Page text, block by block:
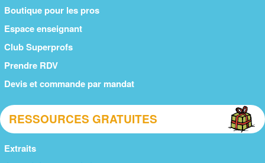
Boutique pour les pros
Espace enseignant
Club Superprofs
Prendre RDV
Devis et commande par mandat
RESSOURCES GRATUITES
Extraits